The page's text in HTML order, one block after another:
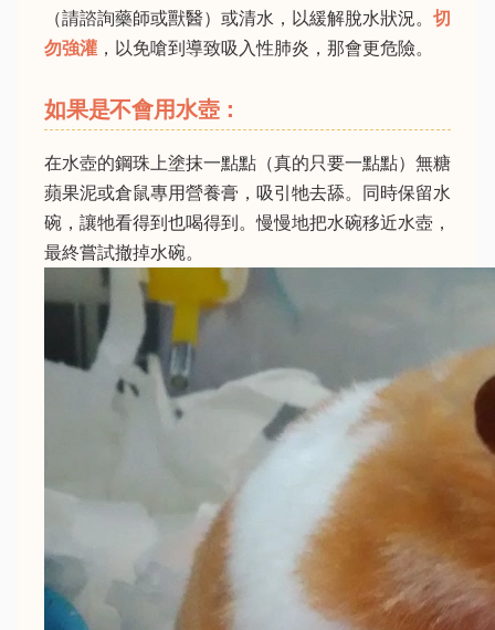
（請諮詢藥師或獸醫）或清水，以緩解脫水狀況。 切
勿強灌 ，以免嗆到導致吸入性肺炎，那會更危險。
如果是不會用水壺：
在水壺的鋼珠上塗抹一點點（真的只要一點點）無糖
蘋果泥或倉鼠專用營養膏，吸引牠去舔。同時保留水
碗，讓牠看得到也喝得到。慢慢地把水碗移近水壺，
最終嘗試撤掉水碗。